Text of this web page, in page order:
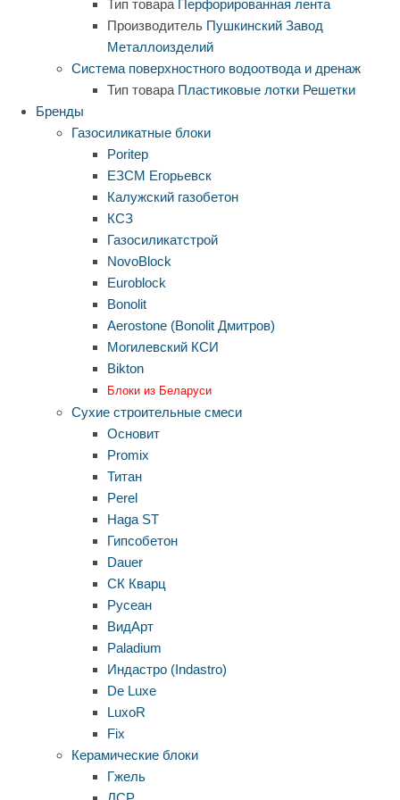
Тип товара Перфорированная лента
Производитель Пушкинский Завод
Металлоизделий
Система поверхностного водоотвода и дренаж
Тип товара Пластиковые лотки Решетки
Бренды
Газосиликатные блоки
Poritep
ЕЗСМ Егорьевск
Калужский газобетон
КСЗ
Газосиликатстрой
NovoBlock
Euroblock
Bonolit
Aerostone (Bonolit Дмитров)
Могилевский КСИ
Bikton
Блоки из Беларуси
Сухие строительные смеси
Основит
Promix
Титан
Perel
Haga ST
Гипсобетон
Dauer
СК Кварц
Русеан
ВидАрт
Paladium
Индастро (Indastro)
De Luxe
LuxoR
Fix
Керамические блоки
Гжель